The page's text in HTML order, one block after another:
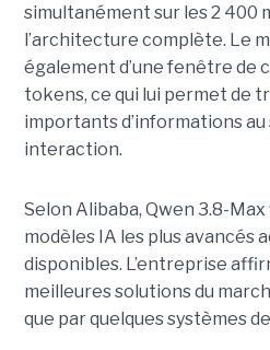
simultanément sur les 2 400
l’architecture complète. Le
également d’une fenêtre de
tokens, ce qui lui permet de
importants d’informations au
interaction.
Selon Alibaba, Qwen 3.8-
modèles IA les plus avancés
disponibles. L’entreprise
meilleures solutions du
que par quelques systèmes